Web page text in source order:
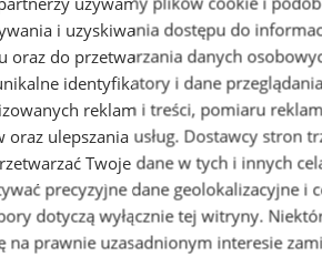
i uzyskiwania dostępu do
oraz do przetwarzania danych
identyfikatory i dane
reklam i treści, pomiaru
oraz ulepszania usług. Dostawcy stron
Twoje dane w tych i innych
precyzyjne dane geolokalizacyjne i
dotyczą wyłącznie tej witryny.
na prawnie uzasadnionym interesie